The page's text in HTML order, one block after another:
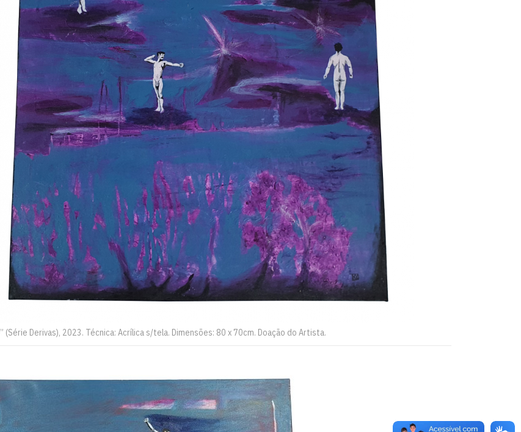
” (Série Derivas), 2023. Técnica: Acrílica s/tela. Dimensões: 80 x 70cm. Doação do Artista.